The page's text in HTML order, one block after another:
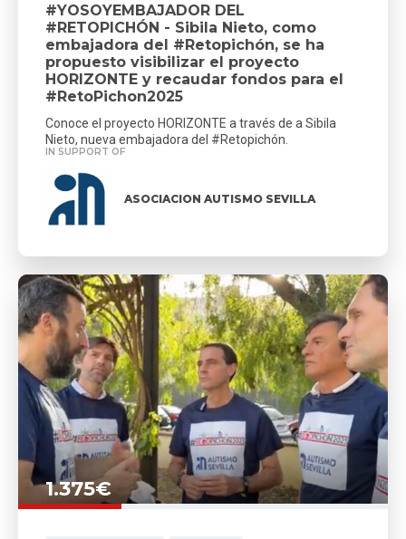
#YOSOYEMBAJADOR DEL
#RETOPICHÓN - Sibila Nieto, como
embajadora del #Retopichón, se ha
propuesto visibilizar el proyecto
HORIZONTE y recaudar fondos para el
#RetoPichon2025
Conoce el proyecto HORIZONTE a través de a Sibila
Nieto, nueva embajadora del #Retopichón.
IN SUPPORT OF
ASOCIACION AUTISMO SEVILLA
1.375€